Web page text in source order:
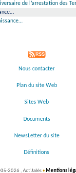
de l’arrestation des
Nous contacter
Plan du site Web
Sites Web
Documents
NewsLetter du site
Définitions
2026 , Act’Jalès•Mentions